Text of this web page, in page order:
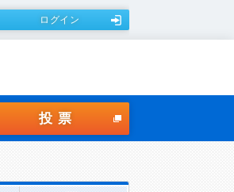
ログイン
投票